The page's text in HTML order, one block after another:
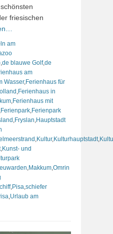
friesischen
am
,de blauwe Golf,de
am
Wasser,Ferienhaus für
,Ferienhaus in
,Ferienhaus mit
,Ferienpark,Ferienpark
,Fryslan,Hauptstadt
,Kultur,Kulturhauptstadt,
,Kunst- und
,Makkum,Omrin
,Pisa,schiefer
,Urlaub am